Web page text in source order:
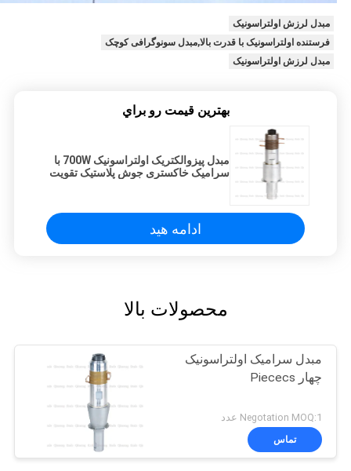
مبدل لرزش اولتراسونیک
فرستنده اولتراسونیک با قدرت بالا,مبدل سونوگرافی کوچک
مبدل لرزش اولتراسونیک
بهترين قيمت رو براي
مبدل پیزوالکتریک اولتراسونیک 700W با
سرامیک خاکستری جوش پلاستیک تقویت
ادامه هید
محصولات بالا
مبدل سرامیک اولتراسونیک
چهار Piececs
Negotation MOQ:1 عدد
تماس